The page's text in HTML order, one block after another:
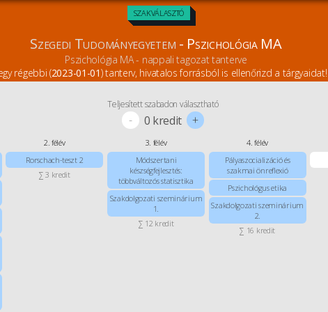
SZAKVÁLASZTÓ
Szegedi Tudományegyetem - Pszichológia MA
Pszichológia MA - nappali tagozat tanterve
régebbi (2023-01-01) tanterv, hivatalos forrásból is ellenőrizd a tárgyaidat!
Teljesített szabadon választható
- 0 kredit +
2. félév
Rorschach-teszt 2
∑ 3 kredit
3. félév
Módszertani
készségfejlesztés:
többváltozós statisztika
Szakdolgozati szeminárium
1.
∑ 12 kredit
4. félév
Pályaszocializáció és
szakmai önreflexió
Pszichológus etika
Szakdolgozati szeminárium
2.
∑ 16 kredit